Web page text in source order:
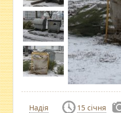
Надія
15 січня